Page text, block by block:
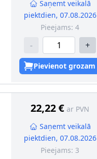
Saņemt veikalā
piektdien, 07.08.2026
Pieejams: 4
- +
Pievienot grozam
22,22 € ar PVN
Saņemt veikalā
piektdien, 07.08.2026
Pieejams: 3